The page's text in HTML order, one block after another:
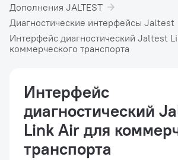
Дополнения JALTEST
Диагностические интерфейсы Jaltest
Интерфейс диагностический Jaltest
коммерческого транспорта
Интерфейс
диагностический
Link Air для
транспорта